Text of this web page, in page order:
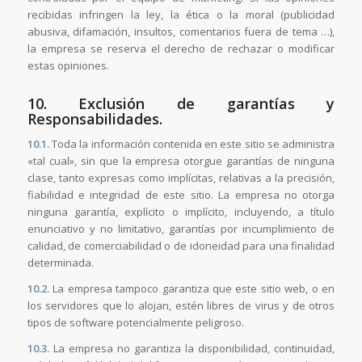
recibidas infringen la ley, la ética o la moral (publicidad
abusiva, difamación, insultos, comentarios fuera de tema …),
la empresa se reserva el derecho de rechazar o modificar
estas opiniones.
10. Exclusión de garantías y
Responsabilidades.
10.1.Toda la información contenida en este sitio se administra
«tal cual», sin que la empresa otorgue garantías de ninguna
clase, tanto expresas como implícitas, relativas a la precisión,
fiabilidad e integridad de este sitio. La empresa no otorga
ninguna garantía, explícito o implícito, incluyendo, a título
enunciativo y no limitativo, garantías por incumplimiento de
calidad, de comerciabilidad o de idoneidad para una finalidad
determinada.
10.2.La empresa tampoco garantiza que este sitio web, o en
los servidores que lo alojan, estén libres de virus y de otros
tipos de software potencialmente peligroso.
10.3.La empresa no garantiza la disponibilidad, continuidad,